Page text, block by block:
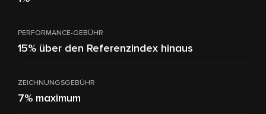
PERFORMANCE-GEBÜHR
15% über den Referenzindex hinaus
ZEICHNUNGSGEBÜHR
7% maximum